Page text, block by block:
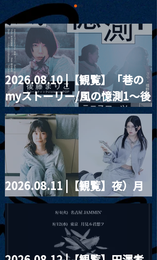
2026.06.03 |【観覧】『
月見ル怪談2026 』
2026.08.10 |【観覧】「巷の
myストーリー/風の憶測1～後
藤まりこアコースティック
violence POPとテニスコー
ツ」
2026.08.11 |【観覧】夜）月
見ル君想フpre. Sugar Shock